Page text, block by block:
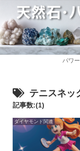
パワ
テニスネッ
記事数:(1)
ダイヤモンド関連